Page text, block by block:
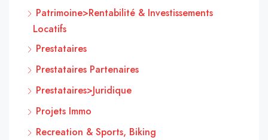
Patrimoine>Rentabilité & Investissements
Locatifs
Prestataires
Prestataires Partenaires
Prestataires>Juridique
Projets Immo
Recreation & Sports, Biking